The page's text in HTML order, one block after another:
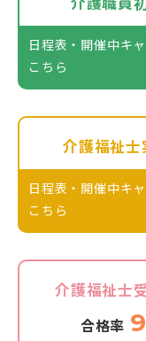
介護職員
日程表・開催中キ
こちら
介護福祉士
日程表・開催中キ
こちら
介護福祉士
合格率